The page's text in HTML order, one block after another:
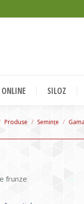
SILOZ
here:
Produse Semințe
frunze